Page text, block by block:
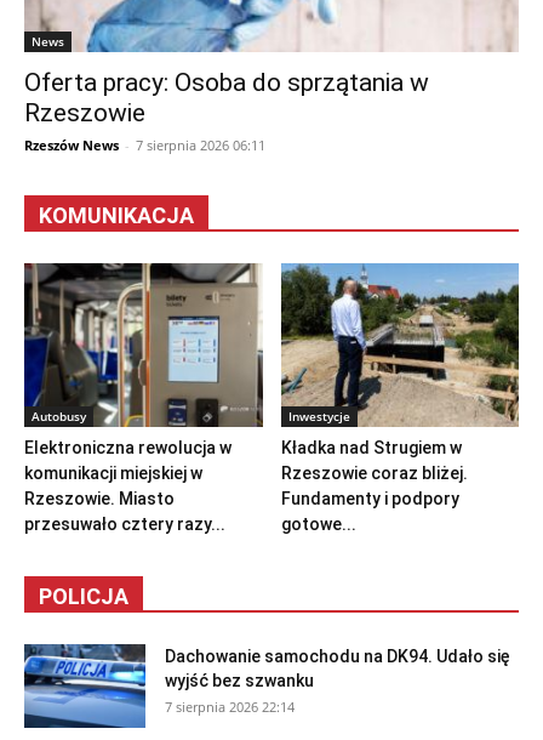
News
Oferta pracy: Osoba do sprzątania w
Rzeszowie
Rzeszów News - 7 sierpnia 2026 06:11
KOMUNIKACJA
Autobusy
Elektroniczna rewolucja w
komunikacji miejskiej w
Rzeszowie. Miasto
przesuwało cztery razy...
Inwestycje
Kładka nad Strugiem w
Rzeszowie coraz bliżej.
Fundamenty i podpory
gotowe...
POLICJA
Dachowanie samochodu na DK94. Udało się
wyjść bez szwanku
7 sierpnia 2026 22:14